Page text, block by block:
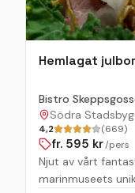
Hemlagat
Bistro
Södra
4,2 (669)
fr. 595 kr/pers
Njut av vårt
marinmuseets